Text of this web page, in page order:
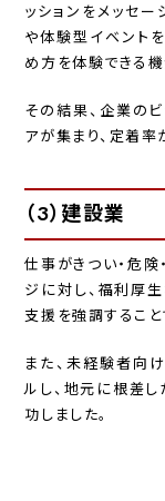
ッションをメッセー
や体験型イベント
め方を体験できる機
その結果、企業の
アが集まり、定着率
（3）建設業
仕事がきつい・危険
ジに対し、福利厚
支援を強調すること
また、未経験者向
ルし、地元に根差
功しました。